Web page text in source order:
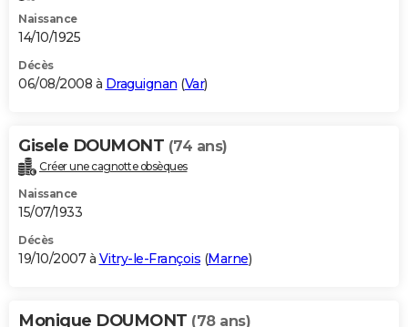
Naissance
14/10/1925
Décès
06/08/2008 à Draguignan (Var)
Gisele DOUMONT (74 ans)
Créer une cagnotte obsèques
Naissance
15/07/1933
Décès
19/10/2007 à Vitry-le-François (Marne)
Monique DOUMONT (78 ans)